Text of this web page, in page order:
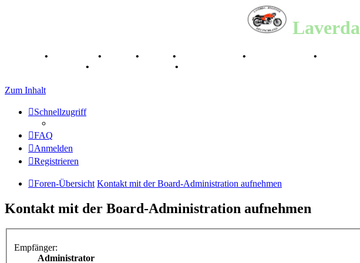
Laverda
• • • • • •
• •
Zum Inhalt
Schnellzugriff
FAQ
Anmelden
Registrieren
Foren-Übersicht Kontakt mit der Board-Administration aufnehmen
Kontakt mit der Board-Administration aufnehmen
Empfänger:
Administrator